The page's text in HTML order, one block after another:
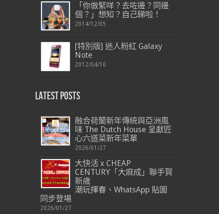
「你做緊咩？去咗邊？同邊
個？」想知？自己睇啦！
2014/12/05
[特別版] 迷人粉紅 Galaxy
Note
2012/04/10
Latest Posts
融合荷蘭新年傳統與亞洲風
味 The Dutch House 呈獻匠
心六道菜新年菜單
2026/01/27
大快活 x CHEAP
CENTURY「大麻成」聯手賀
新歲
潮玩揮春、WhatsApp 貼圖
同步登場
2026/01/27